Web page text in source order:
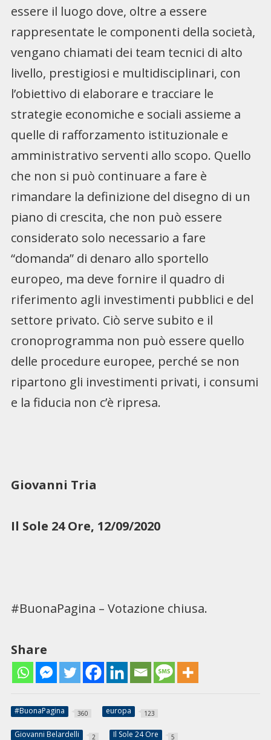
essere il luogo dove, oltre a essere
rappresentate le componenti della società,
vengano chiamati dei team tecnici di alto
livello, prestigiosi e multidisciplinari, con
l’obiettivo di elaborare e tracciare le
strategie economiche e sociali assieme a
quelle di rafforzamento istituzionale e
amministrativo serventi allo scopo. Quello
che non si può continuare a fare è
rimandare la definizione del disegno di un
piano di crescita, che non può essere
considerato solo necessario a fare
“domanda” di denaro allo sportello
europeo, ma deve fornire il quadro di
riferimento agli investimenti pubblici e del
settore privato. Ciò serve subito e il
cronoprogramma non può essere quello
delle procedure europee, perché se non
ripartono gli investimenti privati, i consumi
e la fiducia non c’è ripresa.
Giovanni Tria
Il Sole 24 Ore, 12/09/2020
#BuonaPagina – Votazione chiusa.
Share
#BuonaPagina 360 europa 123
Giovanni Belardelli 2 Il Sole 24 Ore 5